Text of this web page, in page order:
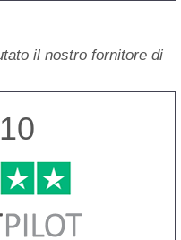
il nostro fornitore di